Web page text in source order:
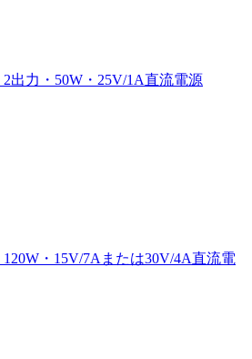
2出力・50W・25V/1A直流電源
120W・15V/7Aまたは30V/4A直流電